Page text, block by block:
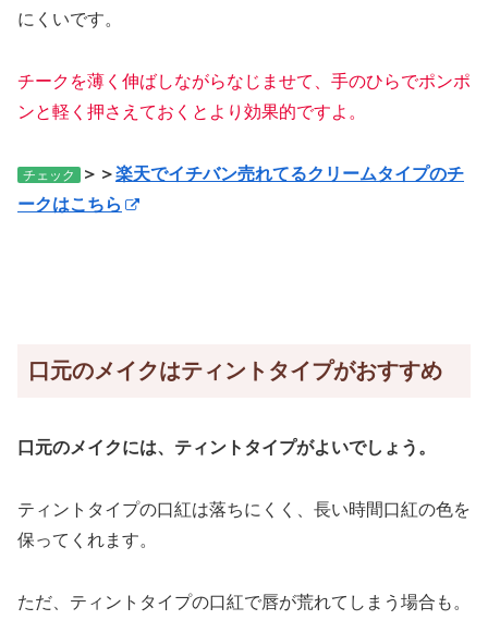
にくいです。
チークを薄く伸ばしながらなじませて、手のひらでポンポ
ンと軽く押さえておくとより効果的ですよ。
チェック ＞＞楽天でイチバン売れてるクリームタイプのチ
ークはこちら
口元のメイクはティントタイプがおすすめ
口元のメイクには、 ティントタイプがよいでしょう。
ティントタイプの口紅は落ちにくく、長い時間口紅の色を
保ってくれます。
ただ、ティントタイプの口紅で唇が荒れてしまう場合も。